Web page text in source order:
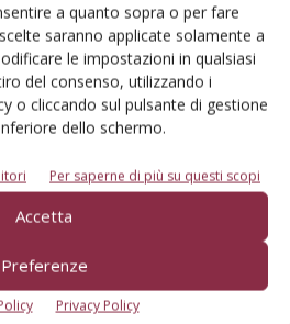
a quanto sopra o per fare
saranno applicate solamente a
le impostazioni in qualsiasi
del consenso, utilizzando i
o cliccando sul pulsante di gestione
dello schermo.
Per saperne di più su questi scopi
Accetta
Preferenze
Privacy Policy
riservati. Sede legale Via Eritrea 21 -
IVA e Iscrizione al Registro delle
n. 71 del 05/03/2014 (Precedentemente
n. 6111 del 12/06/1992)
Postale DL 353/2003 conv. L.